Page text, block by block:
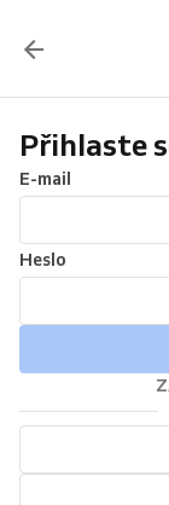
Přihlaste
E-mail
Heslo